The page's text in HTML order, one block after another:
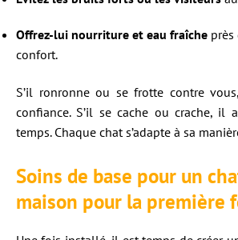
Offrez-lui nourriture et eau fraîche près
confort.
S’il ronronne ou se frotte contre
confiance. S’il se cache ou crache, il
temps. Chaque chat s’adapte à sa
Soins de base pour un
maison pour la première